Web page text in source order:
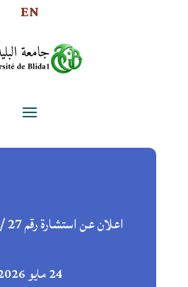
EN
اعلان عن استشارة رقم 27 /ك. ت/ 2026
24 مايو 2026